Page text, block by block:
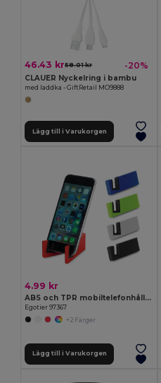
46.43 kr58.01 kr -20%
CLAUER Nyckelring i bambu
med laddka - GiftRetail MO9888
Lägg till i Varukorgen
4.99 kr
ABS och TPR mobiltelefonhållare
Egotier 97367
+2 Färger
Lägg till i Varukorgen